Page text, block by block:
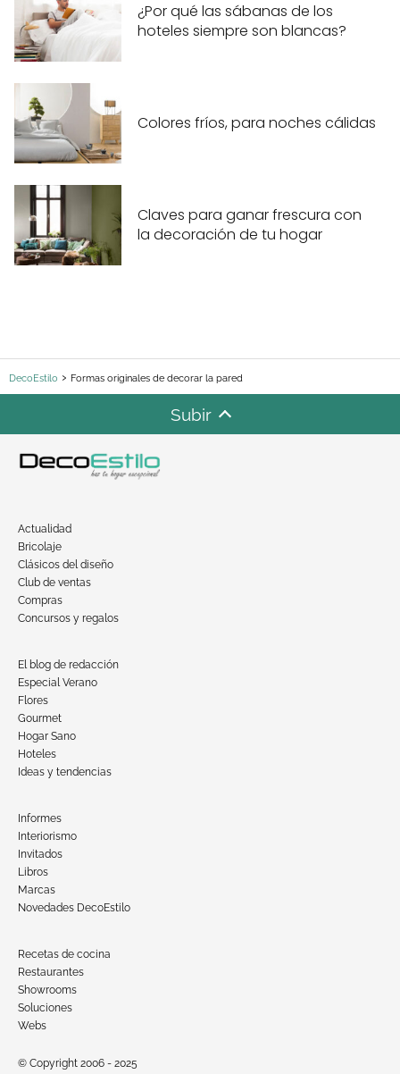
¿Por qué las sábanas de los
hoteles siempre son blancas?
Colores fríos, para noches cálidas
Claves para ganar frescura con
la decoración de tu hogar
DecoEstilo Formas originales de decorar la pared
Subir
Actualidad
Bricolaje
Clásicos del diseño
Club de ventas
Compras
Concursos y regalos
El blog de redacción
Especial Verano
Flores
Gourmet
Hogar Sano
Hoteles
Ideas y tendencias
Informes
Interiorismo
Invitados
Libros
Marcas
Novedades DecoEstilo
Recetas de cocina
Restaurantes
Showrooms
Soluciones
Webs
© Copyright 2006 - 2025